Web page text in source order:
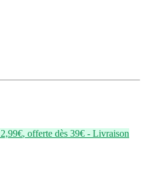
2,99€, offerte dès 39€ - Livraison